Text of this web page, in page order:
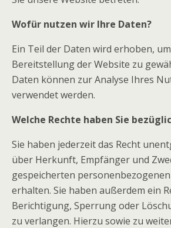
Wofür nutzen wir Ihre Daten?
Ein Teil der Daten wird erhoben,
Bereitstellung der Website zu
Daten können zur Analyse Ihres
verwendet werden.
Welche Rechte haben Sie
Sie haben jederzeit das Recht
über Herkunft, Empfänger und
gespeicherten
erhalten. Sie haben außerdem ein
Berichtigung, Sperrung oder
zu verlangen. Hierzu sowie zu